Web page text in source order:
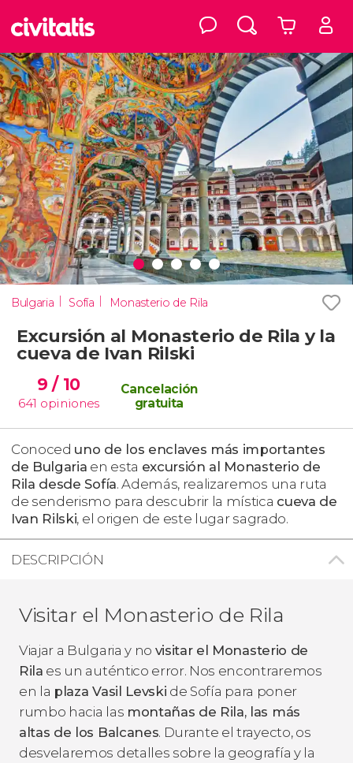
Bulgaria Sofía Monasterio de Rila
Excursión al Monasterio de Rila y la
cueva de Ivan Rilski
9/ 10
641 opiniones
Cancelación
gratuita
Conoced uno de los enclaves más importantes
de Bulgaria en esta excursión al Monasterio de
Rila desde Sofía. Además, realizaremos una ruta
de senderismo para descubrir la mística cueva de
Ivan Rilski, el origen de este lugar sagrado.
DESCRIPCIÓN
Visitar el Monasterio de Rila
Viajar a Bulgaria y no visitar el Monasterio de
Rila es un auténtico error. Nos encontraremos
en la plaza Vasil Levski de Sofía para poner
rumbo hacia las montañas de Rila, las más
altas de los Balcanes. Durante el trayecto, os
desvelaremos detalles sobre la geografía y la